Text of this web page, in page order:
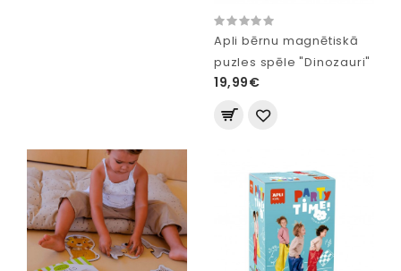
Apli bērnu magnētiskā
puzles spēle "Dinozauri"
19,99€